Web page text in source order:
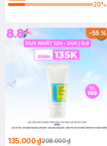
20%
-55%
135.000 ₫298.000 ₫